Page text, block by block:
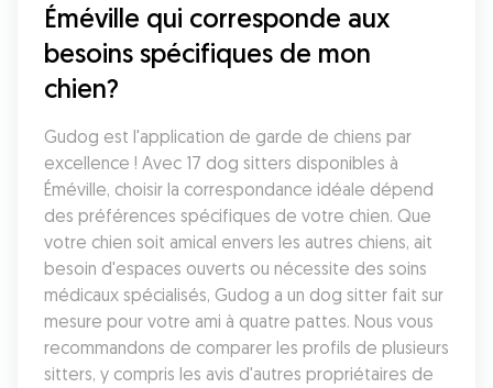
Éméville qui corresponde aux
besoins spécifiques de mon
chien?
Gudog est l'application de garde de chiens par
excellence ! Avec 17 dog sitters disponibles à
Éméville, choisir la correspondance idéale dépend
des préférences spécifiques de votre chien. Que
votre chien soit amical envers les autres chiens, ait
besoin d'espaces ouverts ou nécessite des soins
médicaux spécialisés, Gudog a un dog sitter fait sur
mesure pour votre ami à quatre pattes. Nous vous
recommandons de comparer les profils de plusieurs
sitters, y compris les avis d'autres propriétaires de